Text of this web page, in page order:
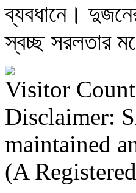
ব্যবধানে।
স্বচ্ছ সরলতার
Visitor
Disclaimer:
maintained
(A